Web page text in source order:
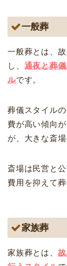
一般葬
一般葬とは、
し、 通夜と葬
ルです。
葬儀スタイル
費が高い傾向
が、大きな斎
斎場は民営と
費用を抑えて
家族葬
家族葬とは、